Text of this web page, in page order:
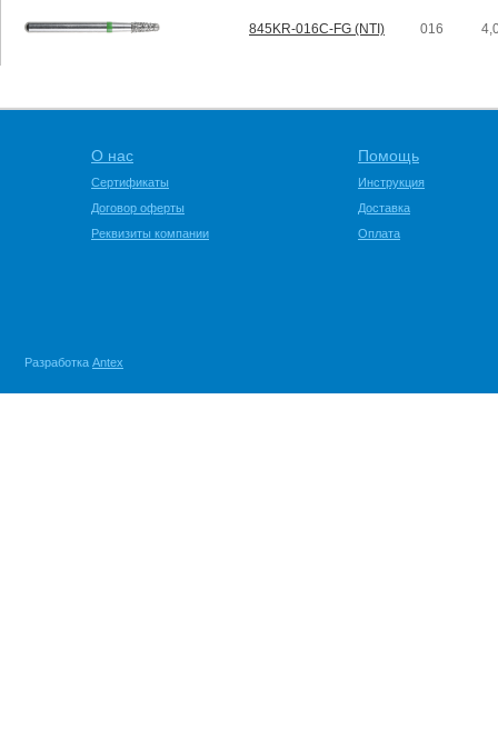
845KR-016C-FG (NTI) 016
О нас
Сертификаты
Договор оферты
Реквизиты компании
Помощь
Инструкция
Доставка
Оплата
Разработка Antex